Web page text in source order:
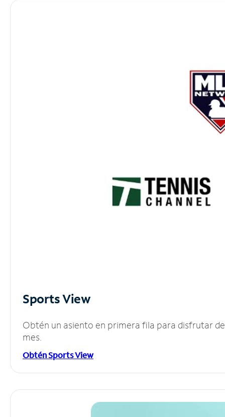
Sports View
Obtén un asiento en primera fila para disfrutar
mes.
Obtén Sports View